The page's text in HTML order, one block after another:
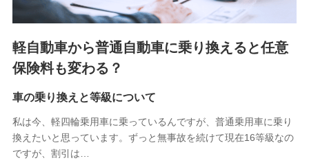
(https://www.jishin.co.jp/)
スマートプラス少額短期保険株式会社
チューリッヒ少額短期保険株式会社
(https://www.zurichssi.co.jp/)
(https://www.tokiomarine-x.co.jp/)
(https://pshoken.co.jp/)
リトルファミリー少額短期保険株式会社
(https://www.littlefamily-ssi.com/)
軽自動車から普通自動車に乗り換えると任意
保険料も変わる？
車の乗り換えと等級について
私は今、軽四輪乗用車に乗っているんですが、普通乗用車に乗り
換えたいと思っています。ずっと無事故を続けて現在16等級なの
ですが、割引は…